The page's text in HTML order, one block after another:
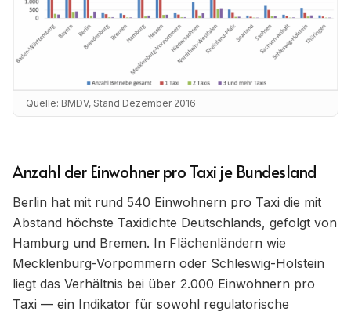
Quelle: BMDV, Stand Dezember 2016
Anzahl der Einwohner pro Taxi je Bundesland
Berlin hat mit rund 540 Einwohnern pro Taxi die mit
Abstand höchste Taxidichte Deutschlands, gefolgt von
Hamburg und Bremen. In Flächenländern wie
Mecklenburg-Vorpommern oder Schleswig-Holstein
liegt das Verhältnis bei über 2.000 Einwohnern pro
Taxi — ein Indikator für sowohl regulatorische